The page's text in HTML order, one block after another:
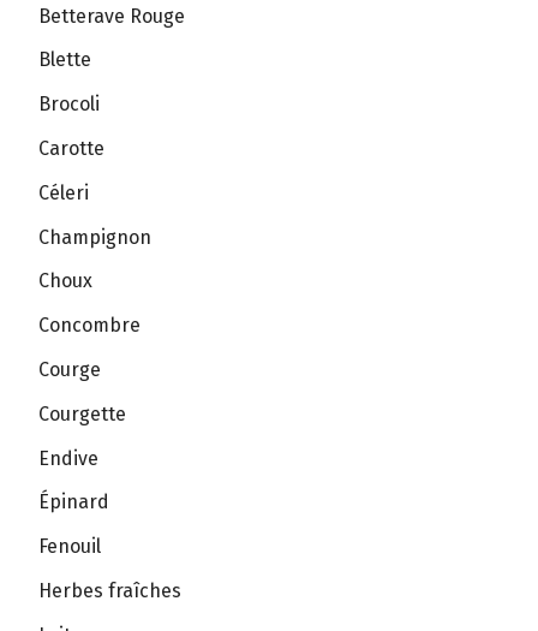
Betterave Rouge
Blette
Brocoli
Carotte
Céleri
Champignon
Choux
Concombre
Courge
Courgette
Endive
Épinard
Fenouil
Herbes fraîches